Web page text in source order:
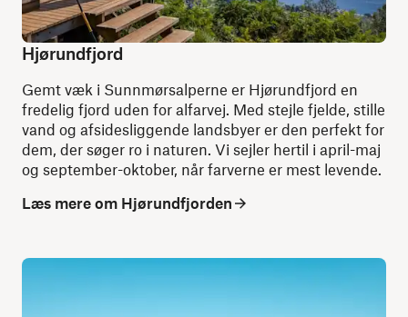
Hjørundfjord
Gemt væk i Sunnmørsalperne er Hjørundfjord en
fredelig fjord uden for alfarvej. Med stejle fjelde, stille
vand og afsidesliggende landsbyer er den perfekt for
dem, der søger ro i naturen. Vi sejler hertil i april-maj
og september-oktober, når farverne er mest levende.
Læs mere om Hjørundfjorden